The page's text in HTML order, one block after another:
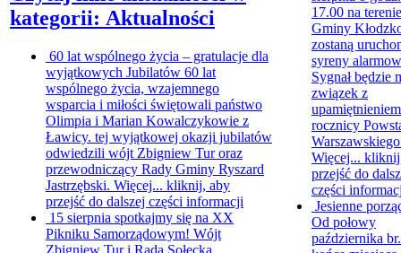
kategorii: Aktualności
60 lat wspólnego życia – gratulacje dla
wyjątkowych Jubilatów 60 lat
wspólnego życia, wzajemnego
wsparcia i miłości świętowali państwo
Olimpia i Marian Kowalczykowie z
Ławicy. tej wyjątkowej okazji jubilatów
odwiedzili wójt Zbigniew Tur oraz
przewodniczący Rady Gminy Ryszard
Jastrzębski. Więcej... kliknij, aby
przejść do dalszej części informacji
15 sierpnia spotkajmy się na XX
Pikniku Samorządowym! Wójt
Zbigniew Tur i Rada Sołecka
17.00 na terenie
Gminy
zostaną
syreny
Sygnał będzie
związek z
rocznicy
Więcej...
przejść do
części
Jesienne
Od połowy
października